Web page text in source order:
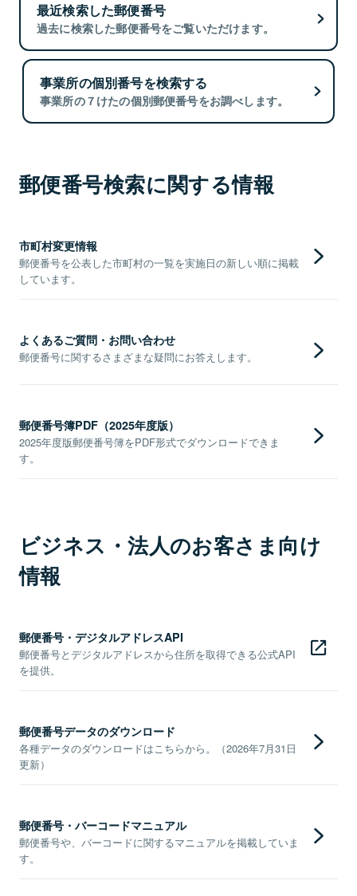
最近検索した郵便番号
過去に検索した郵便番号をご覧いただけます。
事業所の個別番号を検索する
事業所の７けたの個別郵便番号をお調べします。
郵便番号検索に関する情報
市町村変更情報
郵便番号を公表した市町村の一覧を実施日の新しい順に掲載
しています。
よくあるご質問・お問い合わせ
郵便番号に関するさまざまな疑問にお答えします。
郵便番号簿PDF（2025年度版）
2025年度版郵便番号簿をPDF形式でダウンロードできま
す。
ビジネス・法人のお客さま向け
情報
郵便番号・デジタルアドレスAPI
郵便番号とデジタルアドレスから住所を取得できる公式API
を提供。
郵便番号データのダウンロード
各種データのダウンロードはこちらから。（2026年7月31日
更新）
郵便番号・バーコードマニュアル
郵便番号や、バーコードに関するマニュアルを掲載していま
す。